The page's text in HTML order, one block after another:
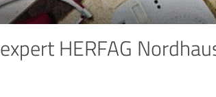
expert HERFAG